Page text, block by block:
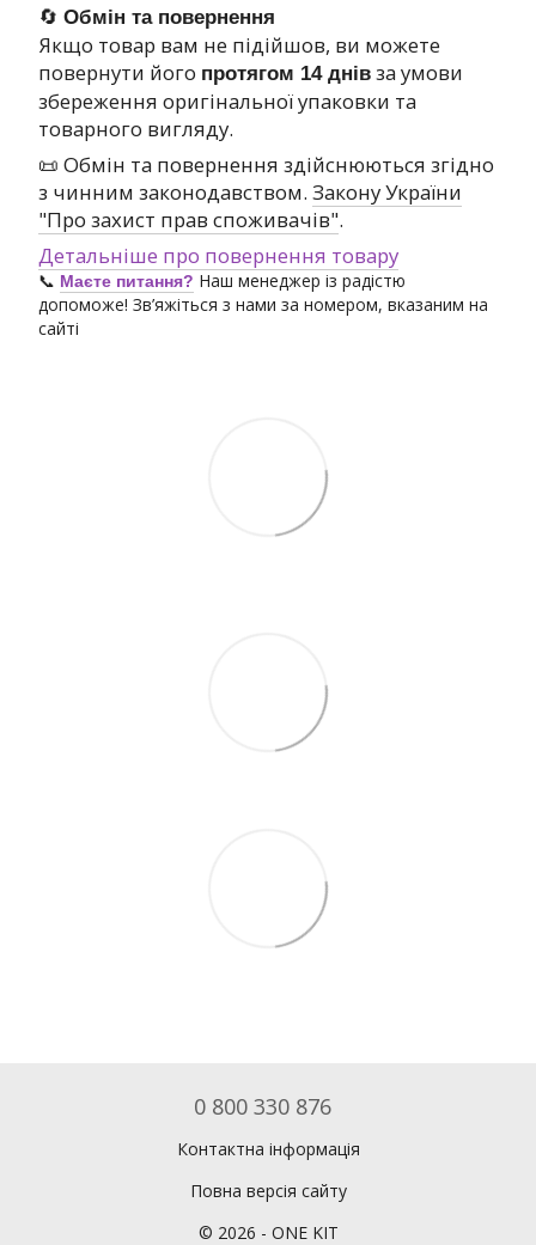
🔄 Обмін та повернення
Якщо товар вам не підійшов, ви можете
повернути його протягом 14 днів за умови
збереження оригінальної упаковки та
товарного вигляду.
📜 Обмін та повернення здійснюються згідно
з чинним законодавством. Закону України
"Про захист прав споживачів".
Детальніше про повернення товару
📞 Маєте питання? Наш менеджер із радістю
допоможе! Зв’яжіться з нами за номером, вказаним на
сайті
0 800 330 876
Контактна інформація
Повна версія сайту
© 2026 - ONE KIT